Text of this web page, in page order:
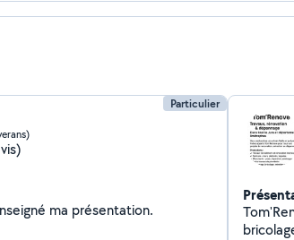
Particulier
Je n'ai pas encore renseigné ma présentation.
Tom'Renove Travaux,